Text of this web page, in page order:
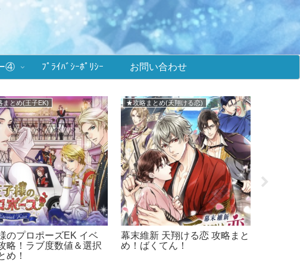
④ ﾌﾟﾗｲﾊﾞｼｰﾎﾟﾘｼｰ お問い合わせ
とめ(王子EK)
のプロポーズEK イベ
略！ラブ度数値＆選択
め！
★攻略まとめ(天翔ける恋)
幕末維新 天翔ける恋 攻略まと
め！ばくてん！